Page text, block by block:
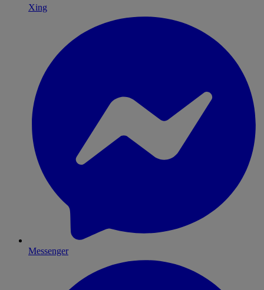
Xing
Messenger